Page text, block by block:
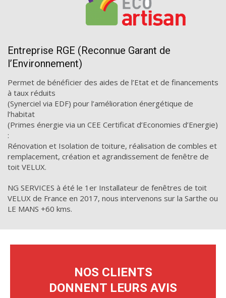
Entreprise RGE (Reconnue Garant de
l’Environnement)
Permet de bénéficier des aides de l’Etat et de financements
à taux réduits
(Synerciel via EDF) pour l’amélioration énergétique de
l’habitat
(Primes énergie via un CEE Certificat d’Economies d’Energie)
:
Rénovation et Isolation de toiture, réalisation de combles et
remplacement, création et agrandissement de fenêtre de
toit VELUX.
NG SERVICES à été le 1er Installateur de fenêtres de toit
VELUX de France en 2017, nous intervenons sur la Sarthe ou
LE MANS +60 kms.
NOS CLIENTS
DONNENT LEURS AVIS